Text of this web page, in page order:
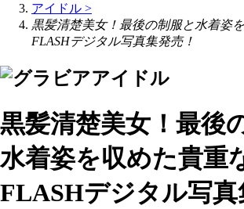
アイドル >
黒髪清楚美女！最後の制服と水着姿
FLASHデジタル写真集発売！
アイドル
黒髪清楚美女！最後
水着姿を収めた貴重
FLASHデジタル写真